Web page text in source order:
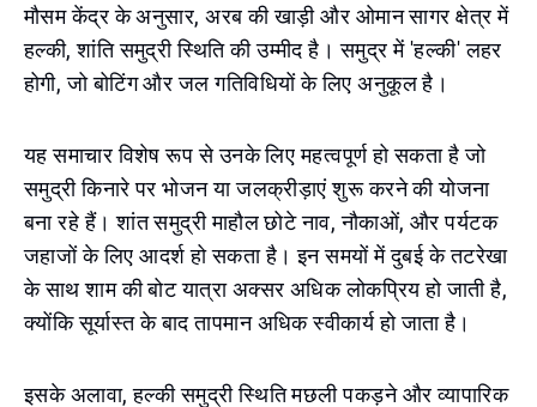
मौसम केंद्र के अनुसार, अरब की खाड़ी और ओमान सागर क्षेत्र में
हल्की, शांति समुद्री स्थिति की उम्मीद है। समुद्र में 'हल्की' लहर
होगी, जो बोटिंग और जल गतिविधियों के लिए अनुकूल है।
यह समाचार विशेष रूप से उनके लिए महत्वपूर्ण हो सकता है जो
समुद्री किनारे पर भोजन या जलक्रीड़ाएं शुरू करने की योजना
बना रहे हैं। शांत समुद्री माहौल छोटे नाव, नौकाओं, और पर्यटक
जहाजों के लिए आदर्श हो सकता है। इन समयों में दुबई के तटरेखा
के साथ शाम की बोट यात्रा अक्सर अधिक लोकप्रिय हो जाती है,
क्योंकि सूर्यास्त के बाद तापमान अधिक स्वीकार्य हो जाता है।
इसके अलावा, हल्की समुद्री स्थिति मछली पकड़ने और व्यापारिक